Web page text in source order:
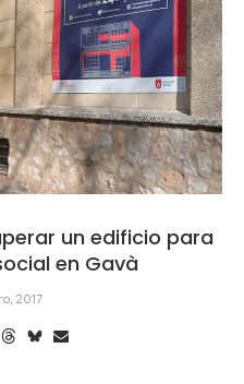
un edificio para
en Gavà
2017